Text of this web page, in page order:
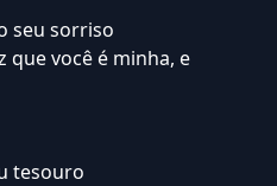
seu sorriso
que você é minha, e
tesouro